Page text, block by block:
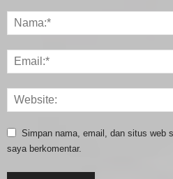
Simpan nama, email, dan situs web
saya berkomentar.